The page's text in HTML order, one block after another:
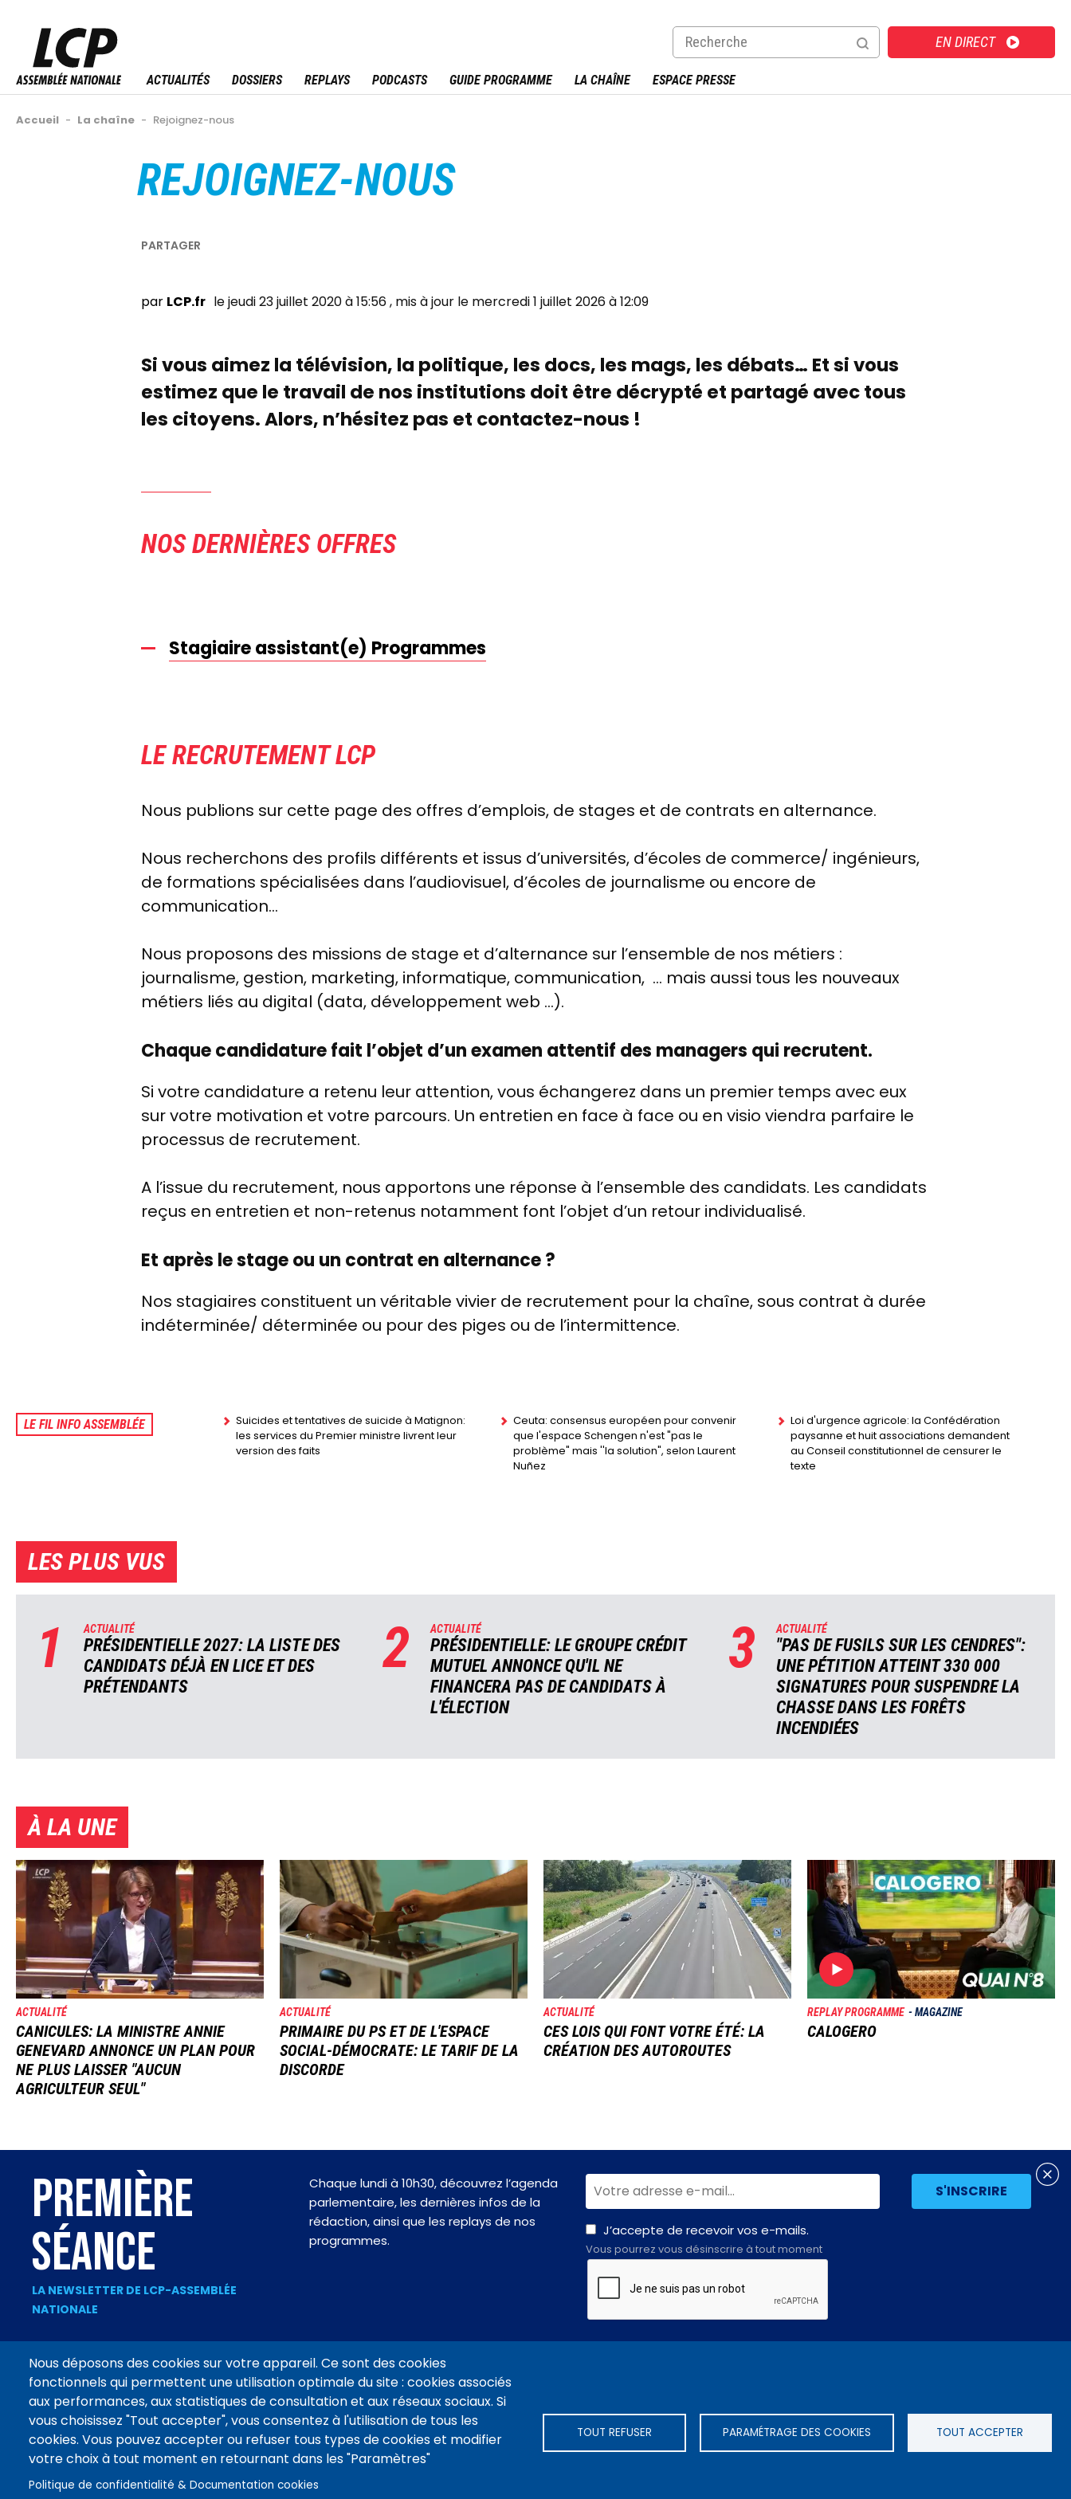
contenu
principal
EN DIRECT
ACTUALITÉS DOSSIERS REPLAYS PODCASTS GUIDE PROGRAMME LA CHAÎNE ESPACE PRESSE
Fil
Accueil - La chaîne - Rejoignez-nous
REJOIGNEZ-NOUS
LCP.fr le jeudi 23 juillet 2020 à 15:56 le mercredi 1 juillet 2026 à 12:09
Si vous aimez la télévision, la politique, les docs, les mags, les débats… Et si vous
estimez que le travail de nos institutions doit être décrypté et partagé avec tous
les citoyens.Alors, n’hésitez pas et contactez-nous !
NOS DERNIÈRES OFFRES
Stagiaire assistant(e) Programmes
LE RECRUTEMENT LCP
Nous publions sur cette page des offres d’emplois, de stages et de contrats en alternance.
Nous recherchons des profils différents et issus d’universités, d’écoles de commerce/ ingénieurs,
de formations spécialisées dans l’audiovisuel, d’écoles de journalisme ou encore de
communication…
Nous proposons des missions de stage et d’alternance sur l’ensemble de nos métiers :
journalisme, gestion, marketing, informatique, communication, … mais aussi tous les nouveaux
métiers liés au digital (data, développement web …).
Chaque candidature fait l’objet d’un examen attentif des managers qui recrutent.
Si votre candidature a retenu leur attention, vous échangerez dans un premier temps avec eux
sur votre motivation et votre parcours. Un entretien en face à face ou en visio viendra parfaire le
processus de recrutement.
A l’issue du recrutement, nous apportons une réponse à l’ensemble des candidats. Les candidats
reçus en entretien et non-retenus notamment font l’objet d’un retour individualisé.
Et après le stage ou un contrat en alternance ?
Nos stagiaires constituent un véritable vivier de recrutement pour la chaîne, sous contrat à durée
indéterminée/ déterminée ou pour des piges ou de l’intermittence.
LE FIL INFO ASSEMBLÉE
Suicides et tentatives de suicide à Matignon:
les services du Premier ministre livrent leur
version des faits
Ceuta: consensus européen pour convenir
que l'espace Schengen n'est "pas le
problème" mais ''la solution", selon Laurent
Nuñez
Loi d'urgence agricole: la Confédération
paysanne et huit associations demandent
au Conseil constitutionnel de censurer le
texte
LES PLUS VUS
1 ACTUALITÉ
PRÉSIDENTIELLE 2027: LA LISTE DES
CANDIDATS DÉJÀ EN LICE ET DES
PRÉTENDANTS
2 ACTUALITÉ
PRÉSIDENTIELLE: LE GROUPE CRÉDIT
MUTUEL ANNONCE QU'IL NE
FINANCERA PAS DE CANDIDATS À
L'ÉLECTION
3 ACTUALITÉ
"PAS DE FUSILS SUR LES CENDRES":
UNE PÉTITION ATTEINT 330 000
SIGNATURES POUR SUSPENDRE LA
CHASSE DANS LES FORÊTS
INCENDIÉES
À LA UNE
Image
ACTUALITÉ
CANICULES: LA MINISTRE ANNIE
GENEVARD ANNONCE UN PLAN POUR
NE PLUS LAISSER "AUCUN
AGRICULTEUR SEUL"
Image
ACTUALITÉ
PRIMAIRE DU PS ET DE L'ESPACE
SOCIAL-DÉMOCRATE: LE TARIF DE LA
DISCORDE
Image
ACTUALITÉ
CES LOIS QUI FONT VOTRE ÉTÉ: LA
CRÉATION DES AUTOROUTES
Image
REPLAY PROGRAMME MAGAZINE
CALOGERO
Nous déposons des cookies sur votre appareil. Ce sont des cookies
fonctionnels qui permettent une utilisation optimale du site : cookies associés
aux performances, aux statistiques de consultation et aux réseaux sociaux. Si
vous choisissez "Tout accepter", vous consentez à l'utilisation de tous les
cookies. Vous pouvez accepter ou refuser tous types de cookies et modifier
votre choix à tout moment en retournant dans les "Paramètres"
Politique de confidentialité & Documentation cookies
TOUT REFUSER PARAMÉTRAGE DES COOKIES TOUT ACCEPTER
PREMIÈRE
SÉANCE
LA NEWSLETTER DE LCP-ASSEMBLÉE
NATIONALE
Chaque lundi à 10h30, découvrez l’agenda
parlementaire, les dernières infos de la
rédaction, ainsi que les replays de nos
programmes.
J’accepte de recevoir vos e-mails.
Vous pourrez vous désinscrire à tout moment
Footer
menu
CONTACT MENTIONS LÉGALES DONNÉES PERSONNELLES VIDÉOTHÈQUE CONNEXION